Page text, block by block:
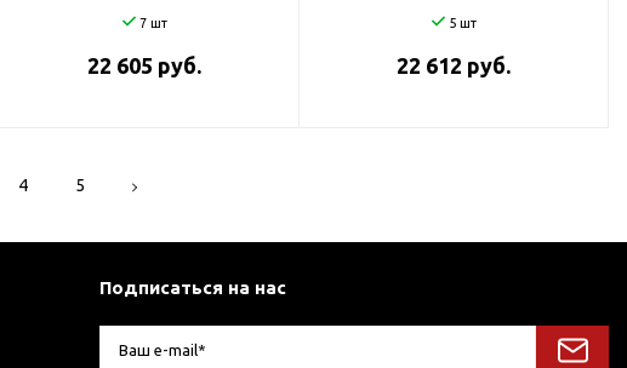
7 шт
22 605 руб.
5 шт
22 612 руб.
4 5
Подписаться на нас